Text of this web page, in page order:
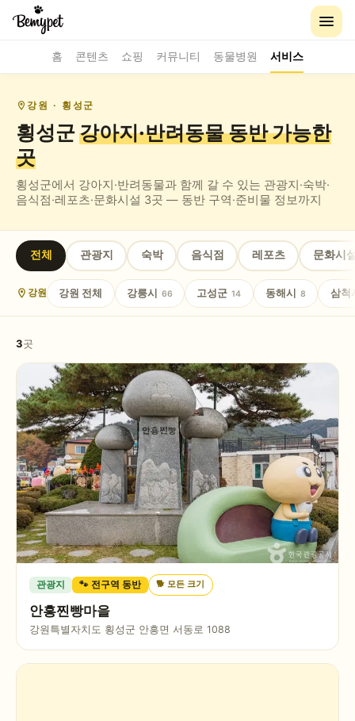
홈 콘텐츠 쇼핑 커뮤니티 동물병원 서비스
강원 · 횡성군
횡성군강아지·반려동물 동반가능한
곳
횡성군에서 강아지·반려동물과 함께 갈 수 있는 관광지·숙박·
음식점·레포츠·문화시설 3곳 — 동반 구역·준비물 정보까지
전체 관광지 숙박 음식점 레포츠 문화시
강원 강원 전체 강릉시 66 고성군 14 동해시 8 삼척
3곳
관광지 🐾 전구역 동반 🐕모든 크기
안흥찐빵마을
강원특별자치도 횡성군 안흥면 서동로 1088